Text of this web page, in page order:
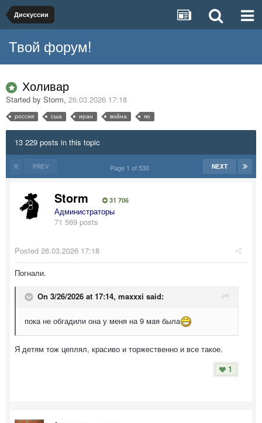
Дискуссии
Твой форум!
Холивар
Started by Storm, 26.03.2026 17:18
россия сша иран война яо
13 229 posts in this topic
PREV NEXT
Page 1 of 530
Storm 31 706
Администраторы
71 569 posts
Posted 26.03.2026 17:18
Погнали.
On 3/26/2026 at 17:14, maxxxi said:
пока не обгадили она у меня на 9 мая была
Я детям тож цеплял, красиво и торжественно и все такое.
1